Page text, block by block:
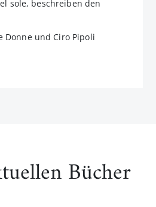
sole, beschreiben den
Donne und Ciro Pipoli
Bücher